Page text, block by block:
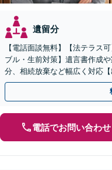
遺留分
【電話面談無料】【法テラス
ブル・生前対策】遺言書作成
分、相続放棄など幅広く対応
を収集し、適切な解決策を提
電話でお問い合わせ